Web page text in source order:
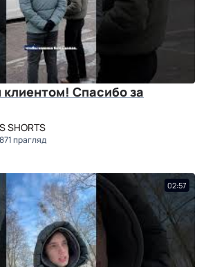
Спасибо за
SHORTS
прагляд
02:57